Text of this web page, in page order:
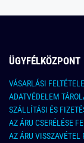
ÜGYFÉLKÖZPONT
VÁSARLÁSI
ADATVÉDELEM
SZÁLLÍTÁSI ÉS
AZ ÁRU CSERÉLÉSE
AZ ÁRU VISSZAVÉTEL